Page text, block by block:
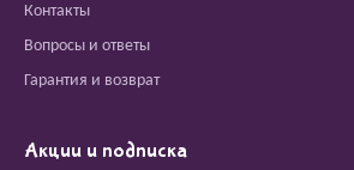
Контакты
Вопросы и ответы
Гарантия и возврат
Акции и подписка